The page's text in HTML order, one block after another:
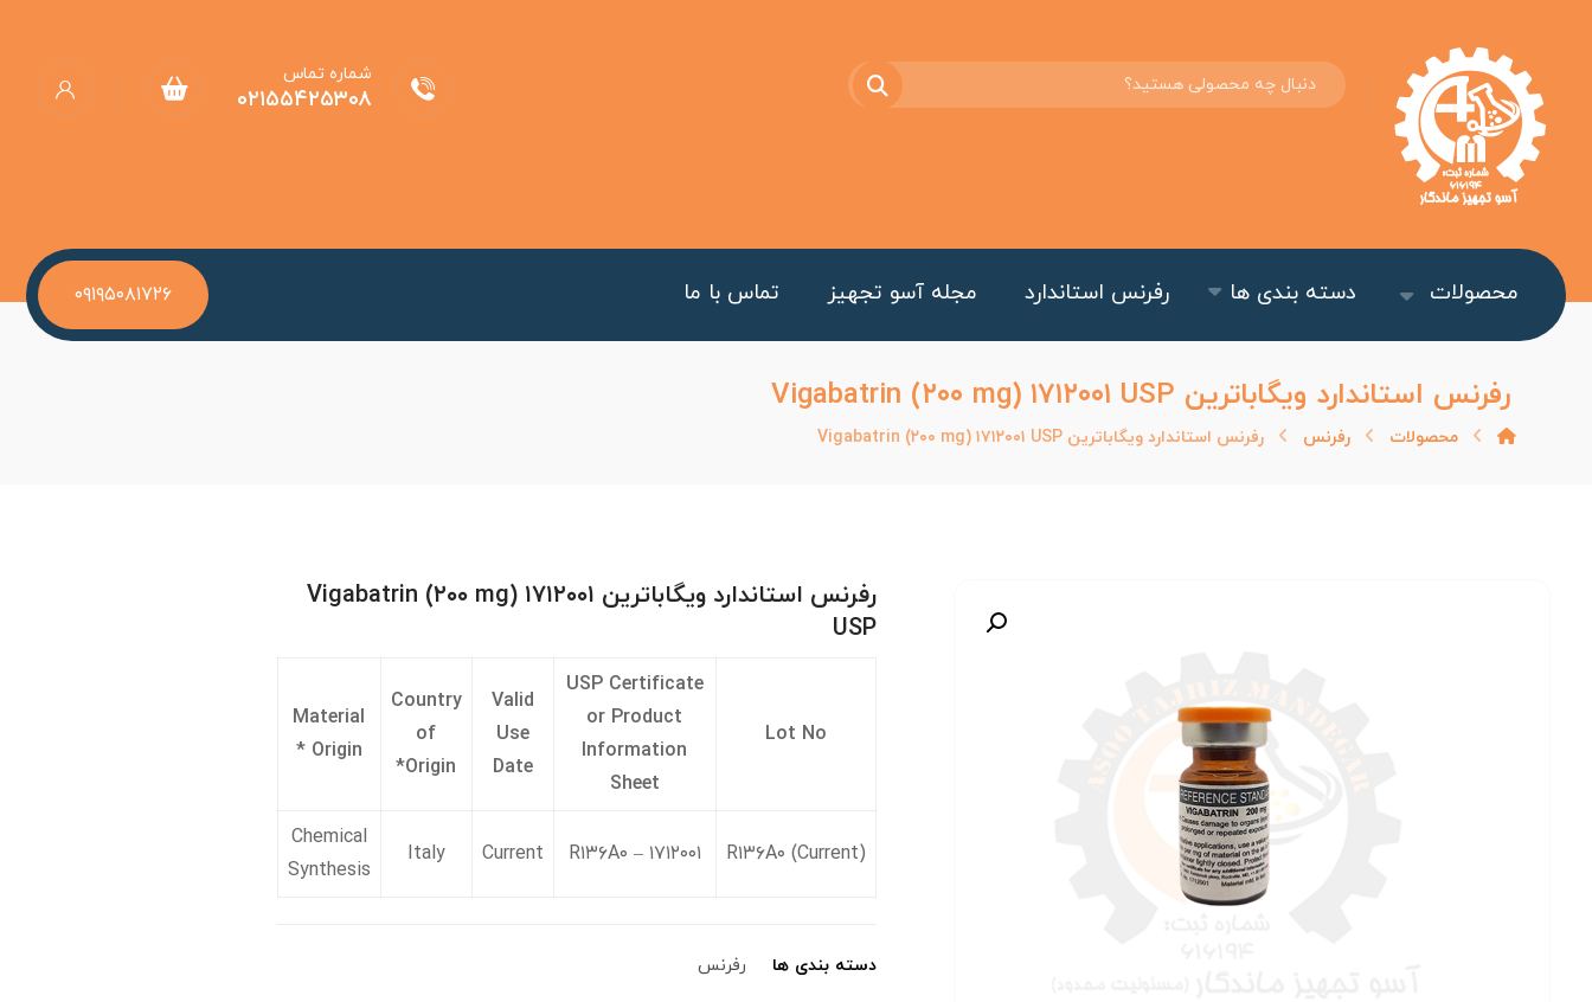
شماره تماس
۰۲۱۵۵۴۲۵۳۰۸
محصولات دسته بندی ها رفرنس استاندارد مجله آسو تجهیز تماس با ما ۰۹۱۹۵۰۸۱۷۲۶
رفرنس استاندارد ویگاباترین Vigabatrin (۲۰۰ mg) ۱۷۱۲۰۰۱ USP
محصولات رفرنس رفرنس استاندارد ویگاباترین Vigabatrin (۲۰۰ mg) ۱۷۱۲۰۰۱ USP
رفرنس استاندارد ویگاباترین Vigabatrin (۲۰۰ mg) ۱۷۱۲۰۰۱
USP
Lot No
USP Certificate
or Product
Information
Sheet
Valid
Use
Date
Country
of
Origin
*
Material
Origin
*
R۱۳۶A۰ (Current) ۱۷۱۲۰۰۱ – R۱۳۶A۰ Current
Italy
Chemical
Synthesis
دسته بندی ها رفرنس